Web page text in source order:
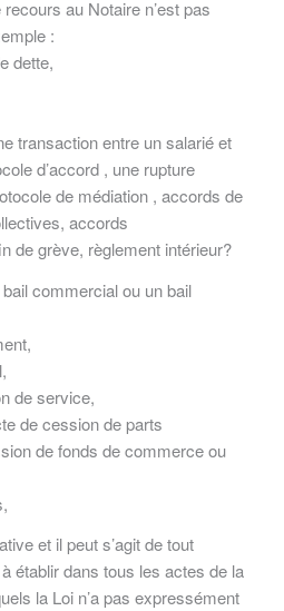
au Notaire n’est pas
:
dette,
transaction entre un salarié et
d’accord , une rupture
de médiation , accords de
accords
de grève, règlement intérieur?
commercial ou un bail
de service,
de cession de parts
de fonds de commerce ou
et il peut s’agit de tout
établir dans tous les actes de la
la Loi n’a pas expressément